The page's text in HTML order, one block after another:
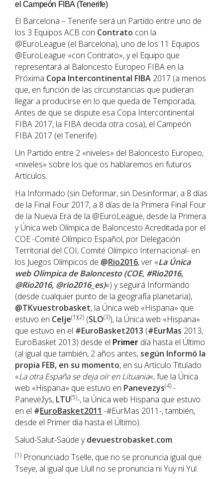
el Campeón FIBA (Tenerife)
El Barcelona – Tenerife será un Partido entre uno de
los 3 Equipos ACB con Contrato con la
@EuroLeague (el Barcelona), uno de los 11 Equipos
@EuroLeague «con Contrato», y el Equipo que
representará al Baloncesto Europeo FIBA en la
Próxima Copa Intercontinental FIBA 2017 (a menos
que, en función de las circunstancias que pudieran
llegar a producirse en lo que queda de Temporada,
Antes de que se dispute esa Copa Intercontinental
FIBA 2017, la FIBA decida otra cosa), el Campeón
FIBA 2017 (el Tenerife).
Un Partido entre 2 «niveles» del Baloncesto Europeo,
«niveles» sobre los que os hablaremos en futuros
Artículos.
Ha Informado (sin Deformar, sin Desinformar, a 8 días
de la Final Four 2017, a 8 días de la Primera Final Four
de la Nueva Era de la @EuroLeague, desde la Primera
y Única web Olímpica de Baloncesto Acreditada por el
COE -Comité Olímpico Español, por Delegación
Territorial del COI, Comité Olímpico Internacional- en
los Juegos Olímpicos de @Rio2016, ver «La Única
web Olímpica de Baloncesto (COE, #Rio2016,
@Rio2016, @rio2016_es)«) y seguirá Informando
(desde cualquier punto de la geografía planetaria),
@TKvuestrobasket, la Única web «Hispana» que
estuvo en Celje(1)(2) (SLO(3)), la Única web «Hispana»
que estuvo en el #EuroBasket2013 (#EurMas 2013,
EuroBasket 2013) desde el Primer día hasta el Último
(al igual que también, 2 años antes, según Informó la
propia FEB, en su momento, en su Artículo Titulado
«La otra España se deja oír en Lituania«, fue la Única
web «Hispana» que estuvo en Panevezys(4) -
Panevėžys, LTU(5)-, la Única web Hispana que estuvo
en el #EuroBasket2011 -#EurMas 2011-, también,
desde el Primer día hasta el Último).
Salud-Salut-Saúde ydevuestrobasket.com.
(1) Pronunciado Tselle, que no se pronuncia igual que
Tseye, al igual que Llull no se pronuncia ni Yuy ni Yul.